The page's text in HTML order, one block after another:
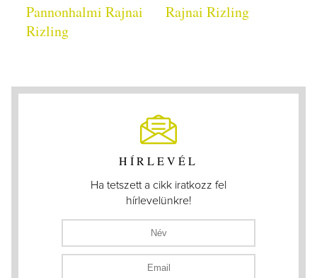
Pannonhalmi Rajnai
Rizling
Rajnai Rizling
HÍRLEVÉL
Ha tetszett a cikk iratkozz fel
hírlevelünkre!